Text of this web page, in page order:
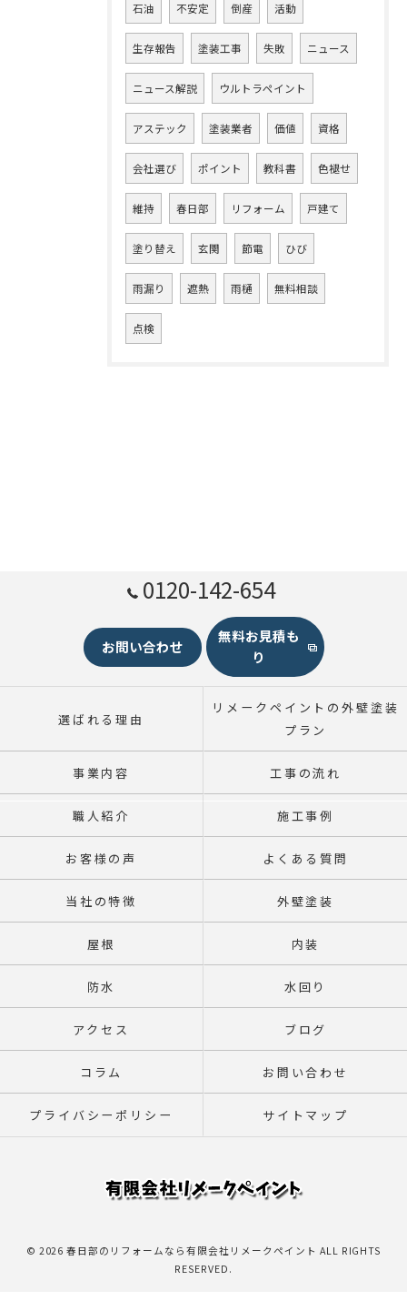
石油 不安定 倒産 活動
生存報告 塗装工事 失敗 ニュース
ニュース解説 ウルトラペイント
アステック 塗装業者 価値 資格
会社選び ポイント 教科書 色褪せ
維持 春日部 リフォーム 戸建て
塗り替え 玄関 節電 ひび
雨漏り 遮熱 雨樋 無料相談
点検
0120-142-654
お問い合わせ
無料お見積も
り
選ばれる理由
リメークペイントの外壁塗装
プラン
事業内容 工事の流れ
職人紹介 施工事例
お客様の声 よくある質問
当社の特徴 外壁塗装
屋根 内装
防水 水回り
アクセス ブログ
コラム お問い合わせ
プライバシーポリシー サイトマップ
© 2026 春日部のリフォームなら有限会社リメークペイント ALL RIGHTS
RESERVED.